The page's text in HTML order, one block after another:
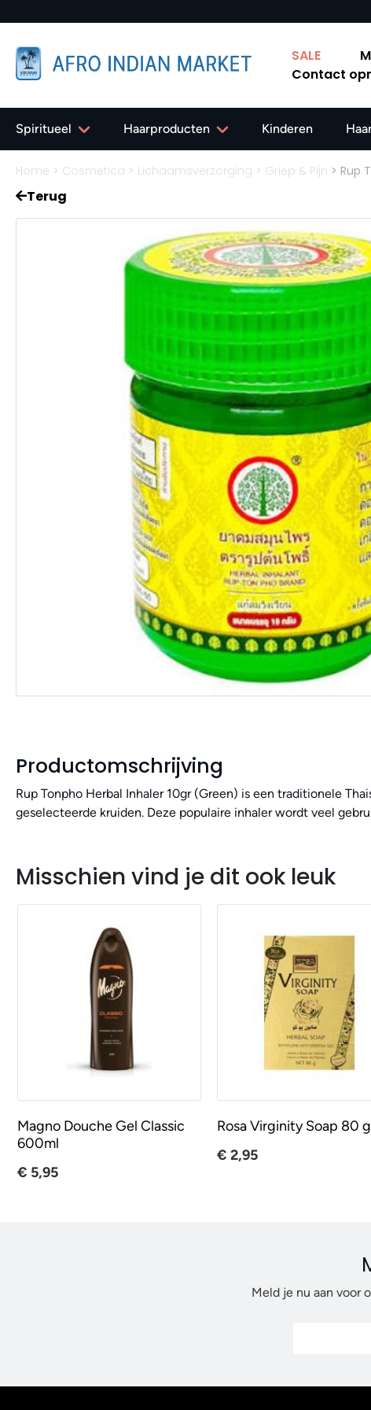
SALE
Contact
Spiritueel Haarproducten Kinderen
Home > Cosmetica > Lichaamsverzorging > Griep & Pijn > Rup
Terug
Productomschrijving
Rup Tonpho Herbal Inhaler 10gr (Green) is een traditionele
geselecteerde kruiden. Deze populaire inhaler wordt veel
Misschien vind je dit ook leuk
Magno Douche Gel Classic
600ml
€ 5,95
Rosa Virginity Soap 80
€ 2,95
Meld je nu aan voor